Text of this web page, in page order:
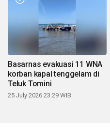
Basarnas evakuasi 11 WNA
korban kapal tenggelam di
Teluk Tomini
25 July 2026 23:29 WIB